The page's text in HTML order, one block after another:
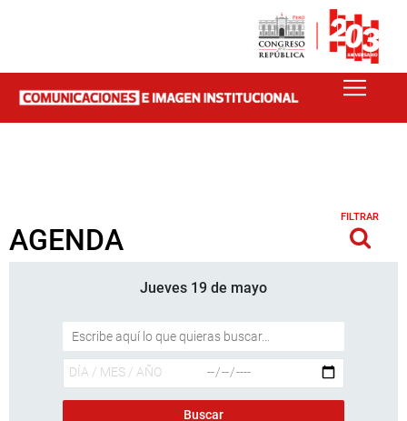
AGENDA
FILTRAR
Jueves 19 de mayo